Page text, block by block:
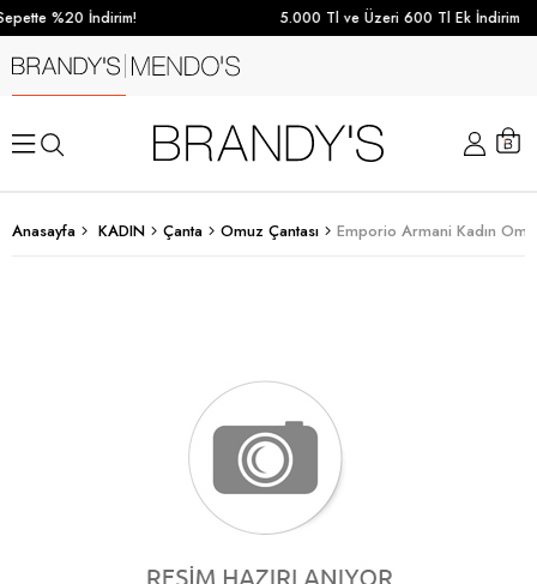
%20 İndirim! 5.000 Tl ve Üzeri 600 Tl Ek İndirim
Anasayfa KADIN Çanta Omuz Çantası Emporio Armani Kadın